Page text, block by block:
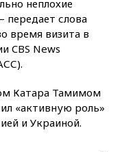
неплохие
слова
время визита в
CBS News
Катара Тамимом
«активную роль»
и Украиной.